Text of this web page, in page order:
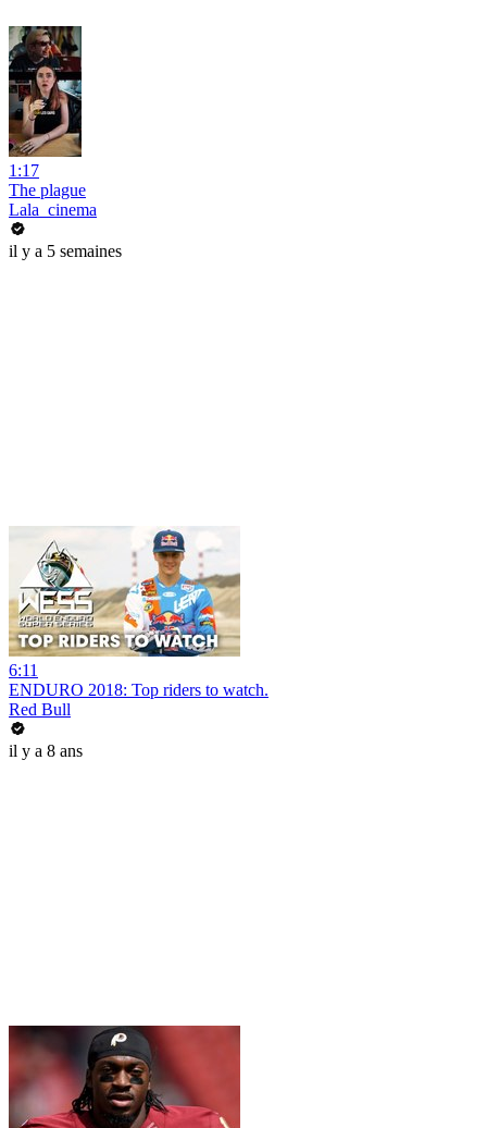
1:17
The plague
Lala_cinema
il y a 5 semaines
6:11
ENDURO 2018: Top riders to watch.
Red Bull
il y a 8 ans